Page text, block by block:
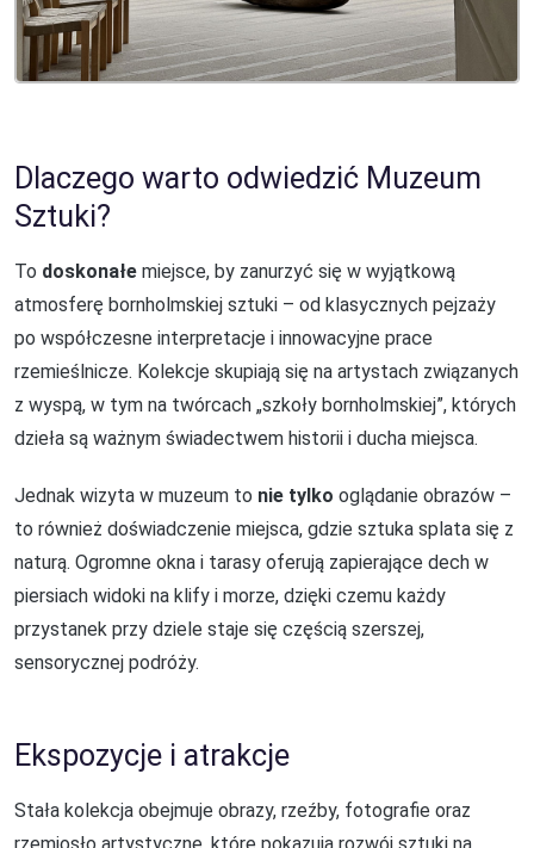
Dlaczego warto odwiedzić Muzeum
Sztuki?
To doskonałe miejsce, by zanurzyć się w wyjątkową
atmosferę bornholmskiej sztuki – od klasycznych pejzaży
po współczesne interpretacje i innowacyjne prace
rzemieślnicze. Kolekcje skupiają się na artystach związanych
z wyspą, w tym na twórcach „szkoły bornholmskiej”, których
dzieła są ważnym świadectwem historii i ducha miejsca.
Jednak wizyta w muzeum to nie tylko oglądanie obrazów –
to również doświadczenie miejsca, gdzie sztuka splata się z
naturą. Ogromne okna i tarasy oferują zapierające dech w
piersiach widoki na klify i morze, dzięki czemu każdy
przystanek przy dziele staje się częścią szerszej,
sensorycznej podróży.
Ekspozycje i atrakcje
Stała kolekcja obejmuje obrazy, rzeźby, fotografie oraz